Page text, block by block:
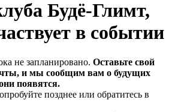
не запланировано. Оставьте свой
и мы сообщим вам о будущих
появятся.
позднее или обратитесь в